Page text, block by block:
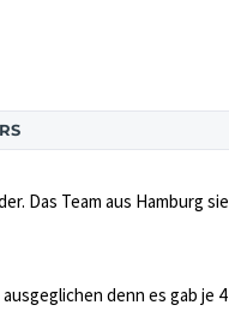
Das Team aus Hamburg
denn es gab je 4